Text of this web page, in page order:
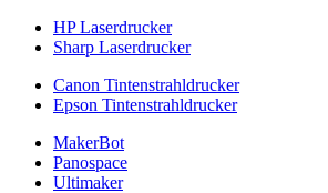
HP Laserdrucker
Sharp Laserdrucker
Canon Tintenstrahldrucker
Epson Tintenstrahldrucker
MakerBot
Panospace
Ultimaker